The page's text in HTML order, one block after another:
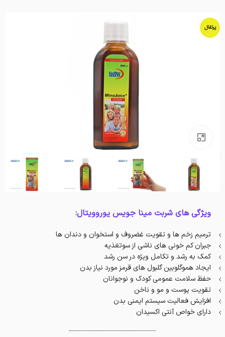
پرتقال
ویژگی های شربت مینا جویس یوروویتال:
ترمیم زخم ها و تقویت غضروف و استخوان و دندان ها
جبران کم خونی های ناشی از سوتغذیه
کمک به رشد و تکامل ویژه در سن رشد
ایجاد هموگلوبین گلبول های قرمز مورد نیاز بدن
حفظ سلامت عمومی کودک و نوجوانان
تقویت پوست و مو و ناخن
افزایش فعالیت سیستم ایمنی بدن
دارای خواص آنتی اکسیدان